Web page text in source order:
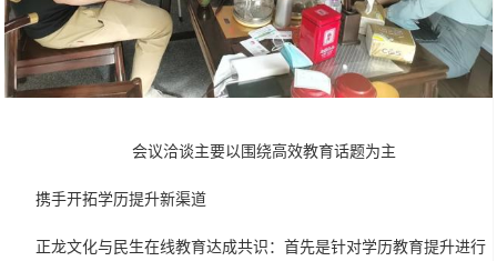
会议洽谈主要以围绕高效教育话题为主
携手开拓学历提升新渠道
正龙文化与民生在线教育达成共识：首先是针对学历教育提升进行